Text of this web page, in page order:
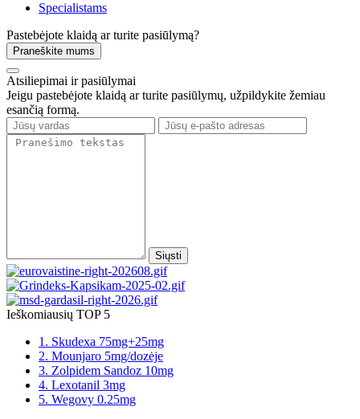
Specialistams
Pastebėjote klaidą ar turite pasiūlymą?
Praneškite mums
Atsiliepimai ir pasiūlymai
Jeigu pastebėjote klaidą ar turite pasiūlymų, užpildykite žemiau
esančią formą.
Siųsti
Ieškomiausių TOP 5
1. Skudexa 75mg+25mg
2. Mounjaro 5mg/dozėje
3. Zolpidem Sandoz 10mg
4. Lexotanil 3mg
5. Wegovy 0.25mg